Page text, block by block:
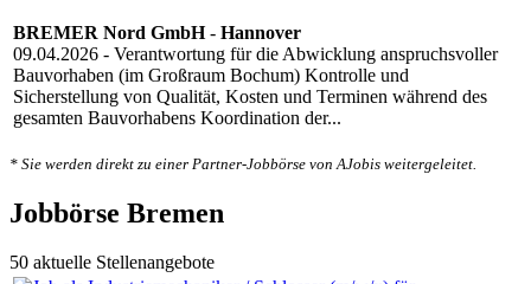
BREMER Nord GmbH- Hannover
09.04.2026 - Verantwortung für die Abwicklung anspruchsvoller
Bauvorhaben (im Großraum Bochum) Kontrolle und
Sicherstellung von Qualität, Kosten und Terminen während des
gesamten Bauvorhabens Koordination der...
* Sie werden direkt zu einer Partner-Jobbörse von AJobis weitergeleitet.
Jobbörse Bremen
50 aktuelle Stellenangebote